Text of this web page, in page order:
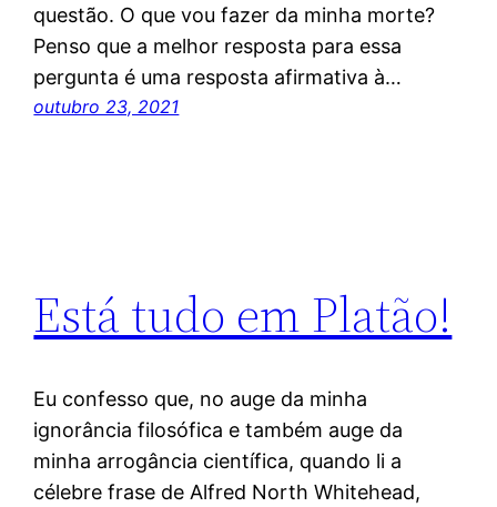
questão. O que vou fazer da minha morte?
Penso que a melhor resposta para essa
pergunta é uma resposta afirmativa à…
outubro 23, 2021
Está tudo em Platão!
Eu confesso que, no auge da minha
ignorância filosófica e também auge da
minha arrogância científica, quando li a
célebre frase de Alfred North Whitehead,